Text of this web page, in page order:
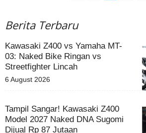
Berita Terbaru
Kawasaki Z400 vs Yamaha MT-
03: Naked Bike Ringan vs
Streetfighter Lincah
6 August 2026
Tampil Sangar! Kawasaki Z400
Model 2027 Naked DNA Sugomi
Dijual Rp 87 Jutaan